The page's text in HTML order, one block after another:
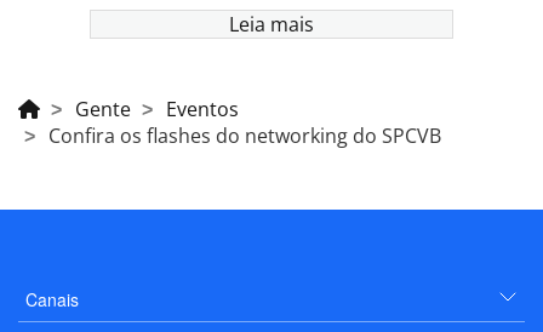
Leia mais
Gente
Eventos
Confira os flashes do networking do SPCVB
Canais